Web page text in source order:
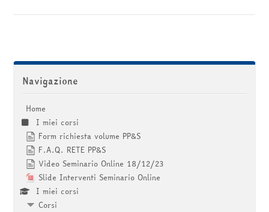
Salta Navigazione
Navigazione
Home
I miei corsi
Form richiesta volume PP&S
F.A.Q. RETE PP&S
Video Seminario Online 18/12/23
Slide Interventi Seminario Online
I miei corsi
Corsi